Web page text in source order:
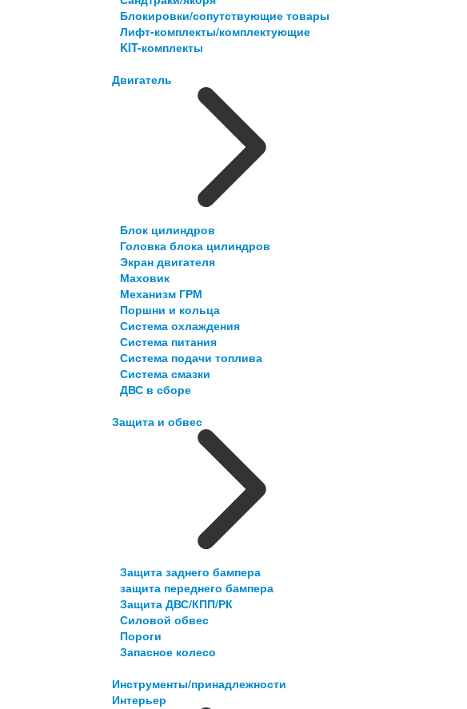
Блокировки/сопутствующие товары
Лифт-комплекты/комплектующие
KIT-комплекты
Двигатель
Блок цилиндров
Головка блока цилиндров
Экран двигателя
Маховик
Механизм ГРМ
Поршни и кольца
Система охлаждения
Система питания
Система подачи топлива
Система смазки
ДВС в сборе
Защита и обвес
Защита заднего бампера
защита переднего бампера
Защита ДВС/КПП/РК
Силовой обвес
Пороги
Запасное колесо
Инструменты/принадлежности
Интерьер